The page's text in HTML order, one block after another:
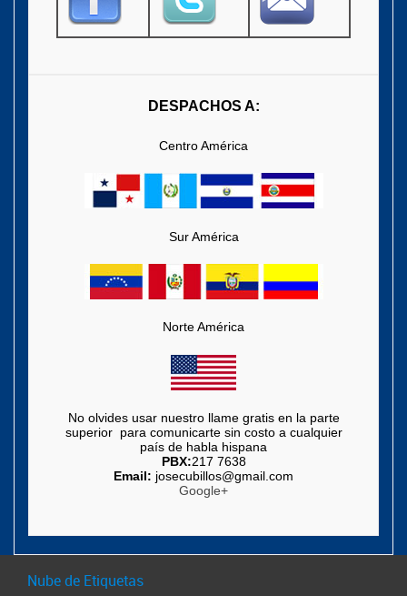
DESPACHOS A:
Centro América
Sur América
Norte América
No olvides usar nuestro llame gratis en la parte
superior para comunicarte sin costo a cualquier
país de habla hispana
PBX:217 7638
Email: josecubillos@gmail.com
Google+
Nube de Etiquetas